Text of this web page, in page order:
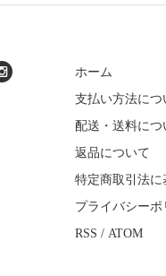
ホーム
支払い方法につ
配送・送料につ
返品について
特定商取引法に
プライバシーポ
RSS / ATOM